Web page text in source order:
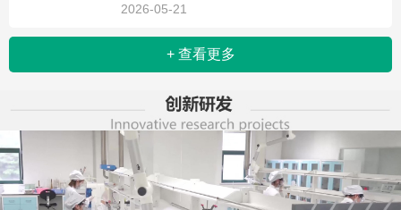
2026-05-21
+ 查看更多